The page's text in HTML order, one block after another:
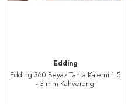
Edding
Edding 360 Beyaz Tahta Kalemi 1.5
- 3 mm Kahverengi